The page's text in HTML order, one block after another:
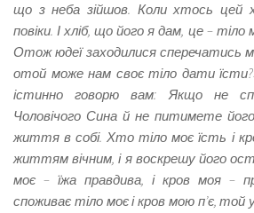
що з неба зійшов. Коли хтось цей
повіки. І хліб, що його я дам, це –
Отож юдеї заходилися сперечатись
отой може нам своє тіло дати
істинно говорю вам: Якщо не
Чоловічого Сина й не питимете
життя в собі. Хто тіло моє їсть і
життям вічним, і я воскрешу його
моє – їжа правдива, і кров моя –
споживає тіло моє і кров мою п’є, той